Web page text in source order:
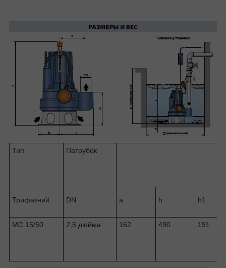
Тип Патрубок
Трифазний DN a h h1
MC 15/50 2,5 дюйма 162 490 191